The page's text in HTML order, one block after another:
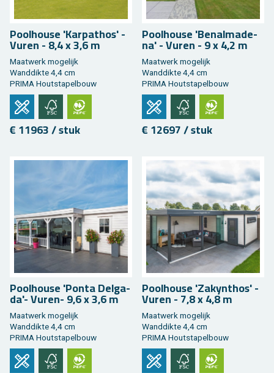
Pool­hou­se 'Kar­pa­thos' -
Vuren - 8,4 x 3,6 m
Maat­werk mo­ge­lijk
Wand­dik­te 4,4 cm
PRIMA Hout­sta­pel­bouw
€ 11963 / stuk
Pool­hou­se 'Ben­al­ma­de­
na' - Vuren - 9 x 4,2 m
Maat­werk mo­ge­lijk
Wand­dik­te 4,4 cm
PRIMA Hout­sta­pel­bouw
€ 12697 / stuk
Pool­hou­se 'Ponta Del­ga­
da'- Vuren- 9,6 x 3,6 m
Maat­werk mo­ge­lijk
Wand­dik­te 4,4 cm
PRIMA Hout­sta­pel­bouw
Pool­hou­se 'Zaky­nthos' -
Vuren - 7,8 x 4,8 m
Maat­werk mo­ge­lijk
Wand­dik­te 4,4 cm
PRIMA Hout­sta­pel­bouw